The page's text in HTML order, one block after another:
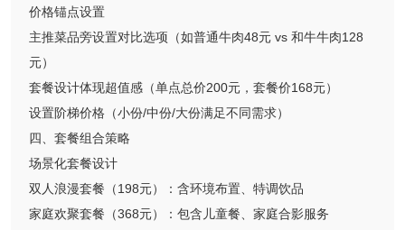
价格锚点设置
主推菜品旁设置对比选项（如普通牛肉48元 vs 和牛牛肉128
元）
套餐设计体现超值感（单点总价200元，套餐价168元）
设置阶梯价格（小份/中份/大份满足不同需求）
四、套餐组合策略
场景化套餐设计
双人浪漫套餐（198元）：含环境布置、特调饮品
家庭欢聚套餐（368元）：包含儿童餐、家庭合影服务